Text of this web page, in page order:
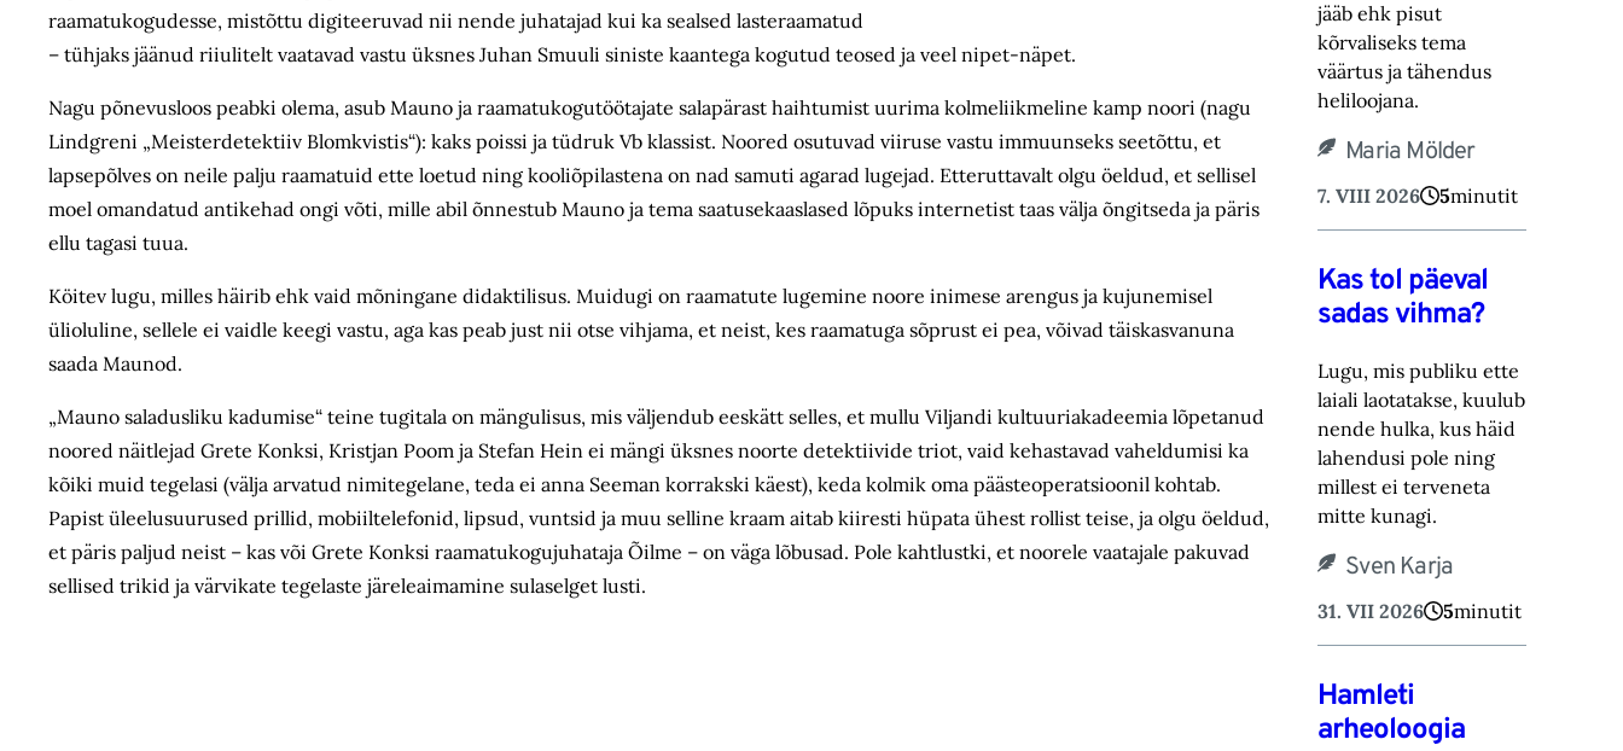
raamatukogudesse, mistõttu digiteeruvad nii nende juhatajad kui ka sealsed lasteraamatud
– tühjaks jäänud riiulitelt vaatavad vastu üksnes Juhan Smuuli siniste kaantega kogutud teosed ja veel nipet-näpet.
Nagu põnevusloos peabki olema, asub Mauno ja raamatukogutöötajate salapärast haihtumist uurima kolmeliikmeline kamp noori (nagu
Lindgreni „Meisterdetektiiv Blomkvistis“): kaks poissi ja tüdruk Vb klassist. Noored osutuvad viiruse vastu immuunseks seetõttu, et
lapsepõlves on neile palju raamatuid ette loetud ning kooliõpilastena on nad samuti agarad lugejad. Etteruttavalt olgu öeldud, et sellisel
moel omandatud antikehad ongi võti, mille abil õnnestub Mauno ja tema saatusekaaslased lõpuks internetist taas välja õngitseda ja päris
ellu tagasi tuua.
Köitev lugu, milles häirib ehk vaid mõningane didaktilisus. Muidugi on raamatute lugemine noore inimese arengus ja kujunemisel
ülioluline, sellele ei vaidle keegi vastu, aga kas peab just nii otse vihjama, et neist, kes raamatuga sõprust ei pea, võivad täiskasvanuna
saada Maunod.
„Mauno saladusliku kadumise“ teine tugitala on mängulisus, mis väljendub eeskätt selles, et mullu Viljandi kultuuriakadeemia lõpetanud
noored näitlejad Grete Konksi, Kristjan Poom ja Stefan Hein ei mängi üksnes noorte detektiivide triot, vaid kehastavad vaheldumisi ka
kõiki muid tegelasi (välja arvatud nimitegelane, teda ei anna Seeman korrakski käest), keda kolmik oma pääste­operatsioonil kohtab.
Papist üleelu­suurused prillid, mobiiltelefonid, lipsud, vuntsid ja muu selline kraam aitab kiiresti hüpata ühest rollist teise, ja olgu öeldud,
et päris paljud neist – kas või Grete Konksi raamatukogujuhataja Õilme – on väga lõbusad. Pole kahtlustki, et noorele vaatajale pakuvad
sellised trikid ja värvikate tegelaste järeleaimamine sulaselget lusti.
jääb ehk pisut
kõrvaliseks tema
väärtus ja tähendus
heliloojana.‎
Maria Mölder
7. VIII 2026 5minutit
Kas tol päeval
sadas vihma?
Lugu, mis publiku ette
laiali laotatakse, kuulub
nende hulka, kus häid
lahendusi pole ning
millest ei terveneta
mitte kunagi.
Sven Karja
31. VII 2026 5minutit
Hamleti
arheoloogia